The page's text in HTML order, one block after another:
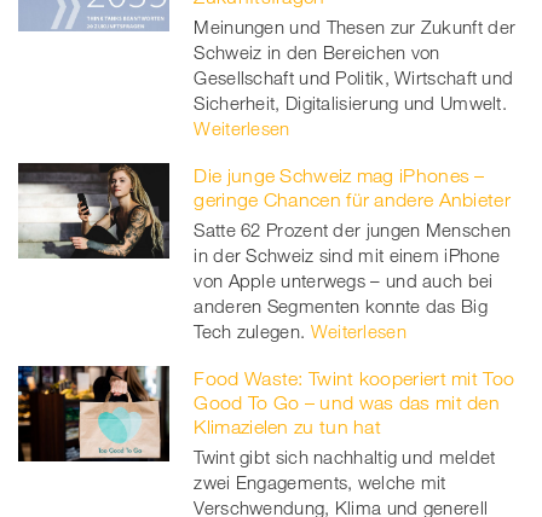
Meinungen und Thesen zur Zukunft der
Schweiz in den Bereichen von
Gesellschaft und Politik, Wirtschaft und
Sicherheit, Digitalisierung und Umwelt.
Weiterlesen
Die junge Schweiz mag iPhones –
geringe Chancen für andere Anbieter
Satte 62 Prozent der jungen Menschen
in der Schweiz sind mit einem iPhone
von Apple unterwegs – und auch bei
anderen Segmenten konnte das Big
Tech zulegen. Weiterlesen
Food Waste: Twint kooperiert mit Too
Good To Go – und was das mit den
Klimazielen zu tun hat
Twint gibt sich nachhaltig und meldet
zwei Engagements, welche mit
Verschwendung, Klima und generell